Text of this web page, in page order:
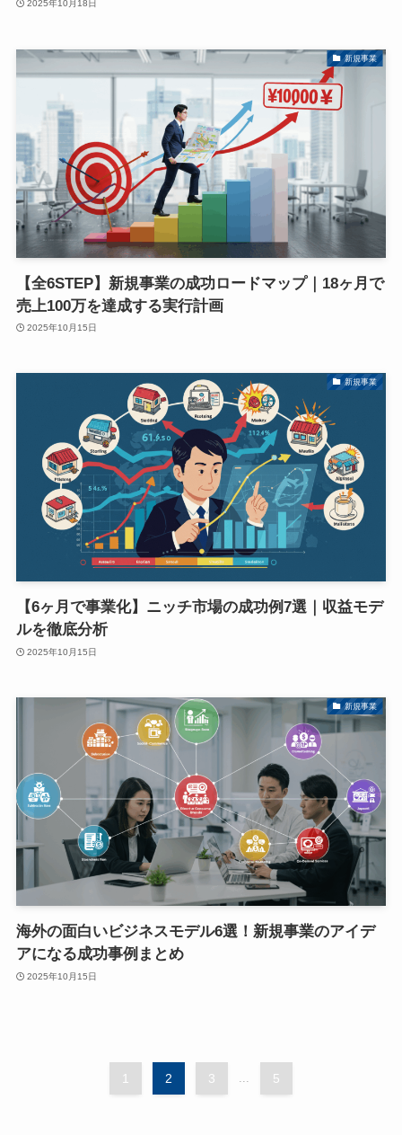
2025年10月18日
新規事業
【全6STEP】新規事業の成功ロードマップ｜18ヶ月で
売上100万を達成する実行計画
2025年10月15日
新規事業
【6ヶ月で事業化】ニッチ市場の成功例7選｜収益モデ
ルを徹底分析
2025年10月15日
新規事業
海外の面白いビジネスモデル6選！新規事業のアイデ
アになる成功事例まとめ
2025年10月15日
1 2 3 ... 5